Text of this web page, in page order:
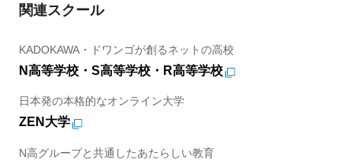
関連スクール
KADOKAWA・ドワンゴが創るネットの高校
N高等学校・S高等学校・R高等学校
日本発の本格的なオンライン大学
ZEN大学
N高グループと共通したあたらしい教育